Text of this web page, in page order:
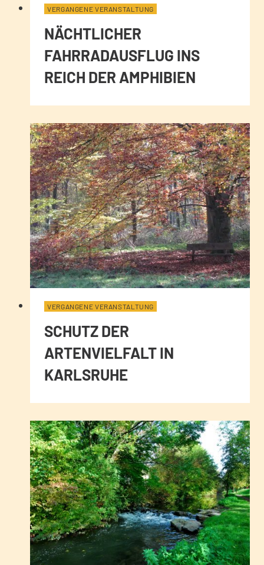
VERGANGENE VERANSTALTUNG
NÄCHTLICHER
FAHRRADAUSFLUG INS
REICH DER AMPHIBIEN
VERGANGENE VERANSTALTUNG
SCHUTZ DER
ARTENVIELFALT IN
KARLSRUHE